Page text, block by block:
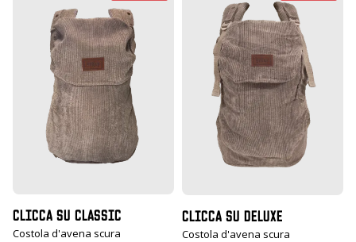
CLICCA SU CLASSIC
Costola d'avena scura
CLICCA SU DELUXE
Costola d'avena scura